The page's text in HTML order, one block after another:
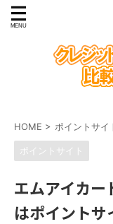
HOME > ポイントサイ
ポイントサイト
エムアイカー
はポイント